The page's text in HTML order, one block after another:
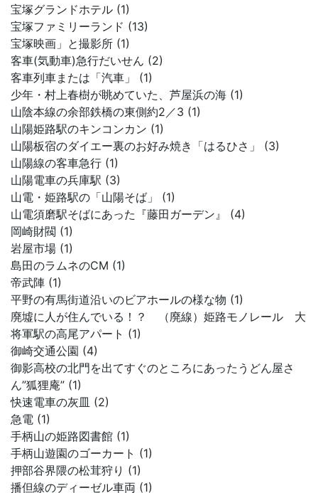
宝塚グランドホテル (1)
宝塚ファミリーランド (13)
宝塚映画」と撮影所 (1)
客車(気動車)急行だいせん (2)
客車列車または「汽車」 (1)
少年・村上春樹が眺めていた、芦屋浜の海 (1)
山陰本線の余部鉄橋の東側約2／3 (1)
山陽姫路駅のキンコンカン (1)
山陽板宿のダイエー裏のお好み焼き「はるひさ」 (3)
山陽線の客車急行 (1)
山陽電車の兵庫駅 (3)
山電・姫路駅の「山陽そば」 (1)
山電須磨駅そばにあった『藤田ガーデン』 (4)
岡崎財閥 (1)
岩屋市場 (1)
島田のラムネのCM (1)
帝武陣 (1)
平野の有馬街道沿いのビアホールの様な物 (1)
廃墟に人が住んでいる！？ （廃線）姫路モノレール 大
将軍駅の高尾アパート (1)
御崎交通公園 (4)
御影高校の北門を出てすぐのところにあったうどん屋さ
ん”狐狸庵” (1)
快速電車の灰皿 (2)
急電 (1)
手柄山の姫路図書館 (1)
手柄山遊園のゴーカート (1)
押部谷界隈の松茸狩り (1)
播但線のディーゼル車両 (1)